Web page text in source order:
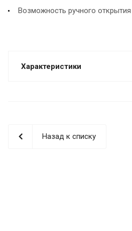
Возможность ручного
Характеристики
Назад к списку